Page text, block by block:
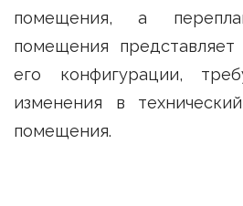
помещения, а
помещения
его конфигурации,
изменения в
помещения.